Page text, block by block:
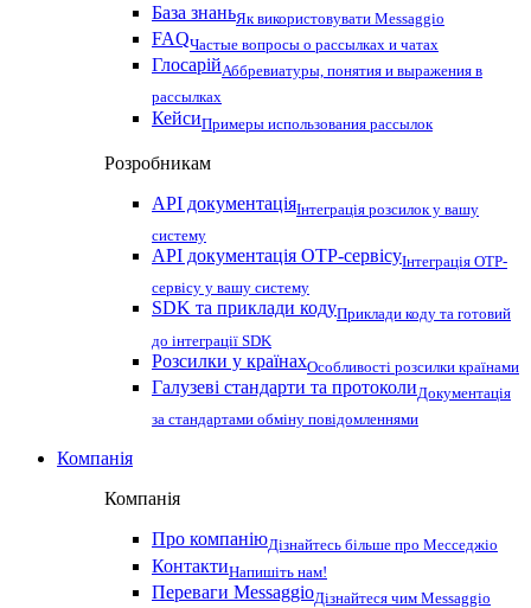
База знаньЯк використовувати Messaggio
FAQЧастые вопросы о рассылках и чатах
ГлосарійАббревиатуры, понятия и выражения в
рассылках
КейсиПримеры использования рассылок
Розробникам
API документаціяІнтеграція розсилок у вашу
систему
API документація OTP-сервісуІнтеграція OTP-
сервісу у вашу систему
SDK та приклади кодуПриклади коду та готовий
до інтеграції SDK
Розсилки у країнахОсобливості розсилки країнами
Галузеві стандарти та протоколиДокументація
за стандартами обміну повідомленнями
Компанія
Компанія
Про компаніюДізнайтесь більше про Месседжіо
КонтактиНапишіть нам!
Переваги MessaggioДізнайтеся чим Messaggio